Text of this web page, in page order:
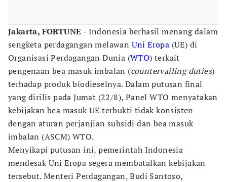
Jakarta, FORTUNE - Indonesia berhasil menang dalam
sengketa perdagangan melawan Uni Eropa (UE) di
Organisasi Perdagangan Dunia (WTO) terkait
pengenaan bea masuk imbalan (countervailing duties)
terhadap produk biodieselnya. Dalam putusan final
yang dirilis pada Jumat (22/8), Panel WTO menyatakan
kebijakan bea masuk UE terbukti tidak konsisten
dengan aturan perjanjian subsidi dan bea masuk
imbalan (ASCM) WTO.
Menyikapi putusan ini, pemerintah Indonesia
mendesak Uni Eropa segera membatalkan kebijakan
tersebut. Menteri Perdagangan, Budi Santoso,